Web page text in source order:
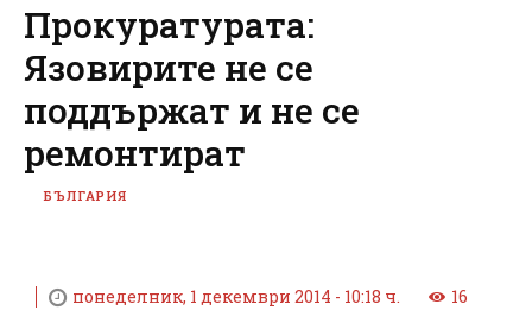
Прокуратурата:
Язовирите не се
поддържат и не се
ремонтират
БЪЛГАРИЯ
понеделник, 1 декември 2014 - 10:18 ч. 16